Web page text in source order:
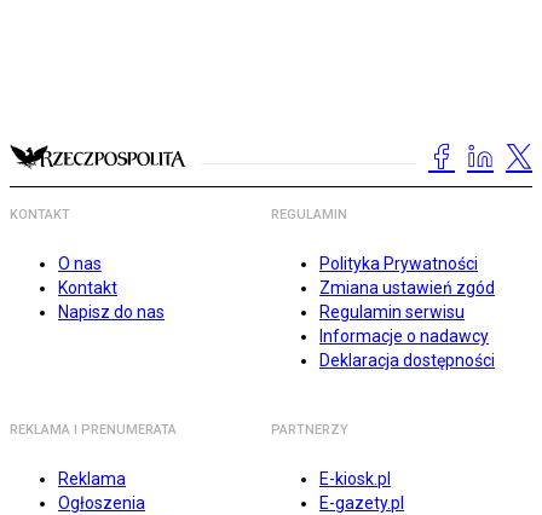
KONTAKT
O nas
Kontakt
Napisz do nas
REGULAMIN
Polityka Prywatności
Zmiana ustawień zgód
Regulamin serwisu
Informacje o nadawcy
Deklaracja dostępności
REKLAMA I PRENUMERATA
Reklama
Ogłoszenia
PARTNERZY
E-kiosk.pl
E-gazety.pl